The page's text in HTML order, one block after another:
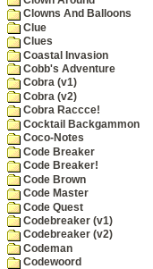
Clowns And Balloons
Clue
Clues
Coastal Invasion
Cobb's Adventure
Cobra (v1)
Cobra (v2)
Cobra Raccce!
Cocktail Backgammon
Coco-Notes
Code Breaker
Code Breaker!
Code Brown
Code Master
Code Quest
Codebreaker (v1)
Codebreaker (v2)
Codeman
Codewoord